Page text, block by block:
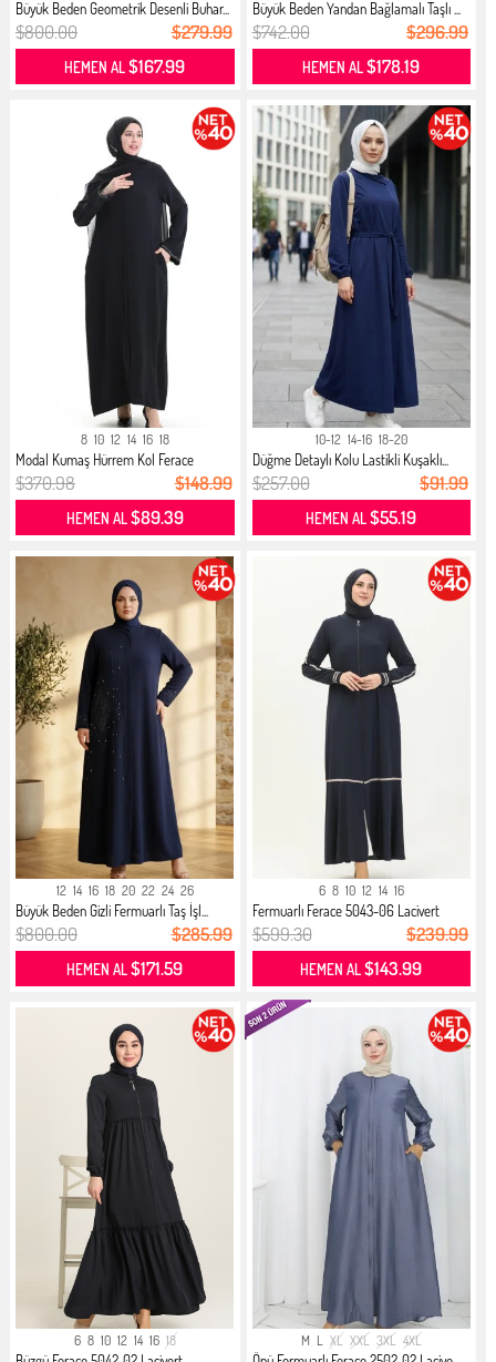
Büyük Beden Geometrik Desenli Buhar...
$800.00 $279.99
HEMEN AL$167.99
Büyük Beden Yandan Bağlamalı Taşlı ...
$742.00 $296.99
HEMEN AL$178.19
8 10 12 14 16 18
Modal Kumaş Hürrem Kol Ferace
1904-...
$370.98 $148.99
HEMEN AL$89.39
10-12 14-16 18-20
Düğme Detaylı Kolu Lastikli Kuşaklı...
$257.00 $91.99
HEMEN AL$55.19
12 14 16 18 20 22 24 26
Büyük Beden Gizli Fermuarlı Taş İşl...
$800.00 $285.99
HEMEN AL$171.59
6 8 10 12 14 16
Fermuarlı Ferace 5043-06 Lacivert
$599.30 $239.99
HEMEN AL$143.99
6 8 10 12 14 16 18 M L XL XXL 3XL 4XL